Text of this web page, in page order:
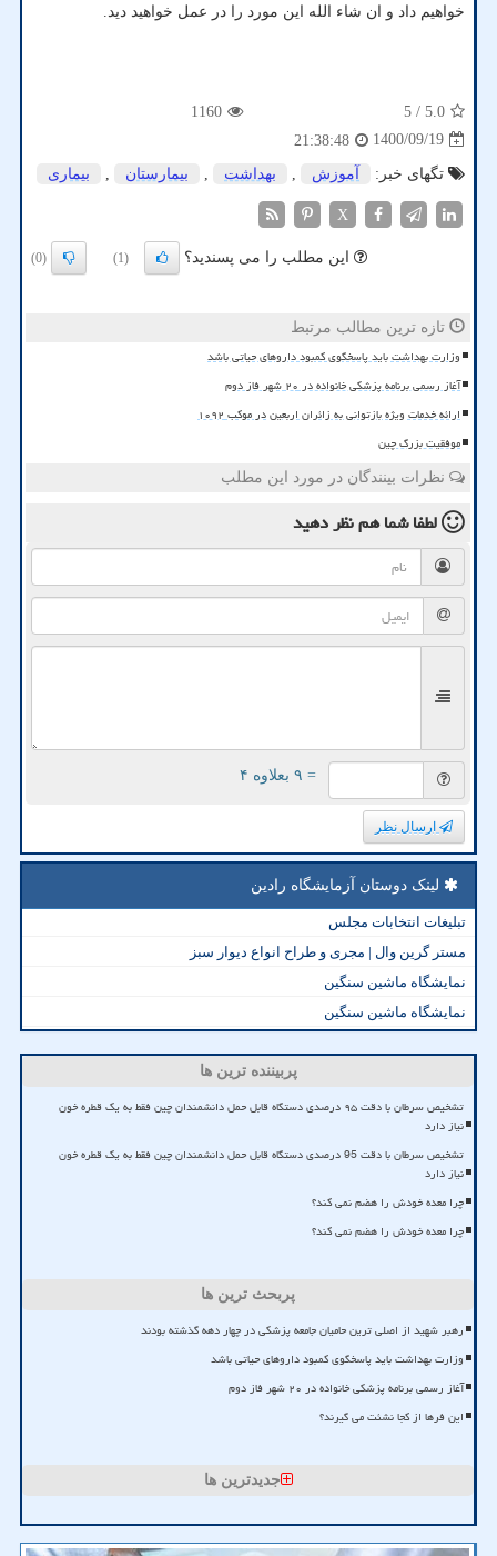
خواهیم داد و ان شاء الله این مورد را در عمل خواهید دید.
5.0
/ 5
1160
1400/09/19
21:38:48
تگهای خبر:
آموزش , بهداشت , بیمارستان , بیماری
X
این مطلب را می پسندید؟ (1)
(0)
تازه ترین مطالب مرتبط
وزارت بهداشت باید پاسخگوی کمبود داروهای حیاتی باشد
آغاز رسمی برنامه پزشکی خانواده در ۲۰ شهر فاز دوم
ارائه خدمات ویژه بازتوانی به زائران اربعین در موکب ۱۰۹۲
موفقیت بزرگ چین
نظرات بینندگان در مورد این مطلب
لطفا شما همنظر دهید
= ۹ بعلاوه ۴
ارسال نظر
لینک دوستان آزمایشگاه رادین
تبلیغات انتخابات مجلس
مستر گرین وال | مجری و طراح انواع دیوار سبز
نمایشگاه ماشین سنگین
نمایشگاه ماشین سنگین
پربیننده ترین ها
تشخیص سرطان با دقت ۹۵ درصدی دستگاه قابل حمل دانشمندان چین فقط به یک قطره خون
نیاز دارد
تشخیص سرطان با دقت 95 درصدی دستگاه قابل حمل دانشمندان چین فقط به یک قطره خون
نیاز دارد
چرا معده خودش را هضم نمی کند؟
چرا معده خودش را هضم نمی کند؟
پربحث ترین ها
رهبر شهید از اصلی ترین حامیان جامعه پزشکی در چهار دهه گذشته بودند
وزارت بهداشت باید پاسخگوی کمبود داروهای حیاتی باشد
آغاز رسمی برنامه پزشکی خانواده در ۲۰ شهر فاز دوم
این فرها از کجا نشئت می گیرند؟
جدیدترین ها